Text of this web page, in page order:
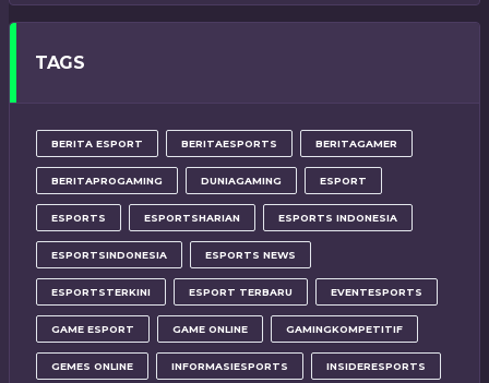
TAGS
BERITA ESPORT BERITAESPORTS BERITAGAMER
BERITAPROGAMING DUNIAGAMING ESPORT
ESPORTS ESPORTSHARIAN ESPORTS INDONESIA
ESPORTSINDONESIA ESPORTS NEWS
ESPORTSTERKINI ESPORT TERBARU EVENTESPORTS
GAME ESPORT GAME ONLINE GAMINGKOMPETITIF
GEMES ONLINE INFORMASIESPORTS INSIDERESPORTS